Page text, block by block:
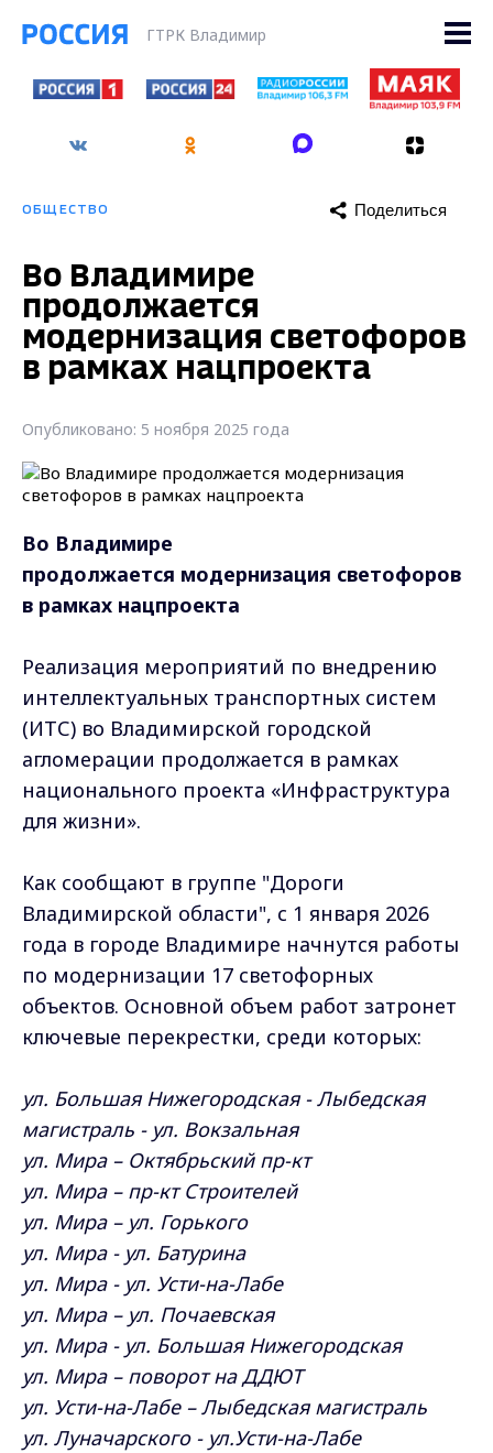
ГТРК Владимир
ОБЩЕСТВО Поделиться
Во Владимире
продолжается
модернизация светофоров
в рамках нацпроекта
Опубликовано: 5 ноября 2025 года
Во Владимире
продолжается модернизация светофоров
в рамках нацпроекта
Реализация мероприятий по внедрению
интеллектуальных транспортных систем
(ИТС) во Владимирской городской
агломерации продолжается в рамках
национального проекта «Инфраструктура
для жизни».
Как сообщают в группе "Дороги
Владимирской области", с 1 января 2026
года в городе Владимире начнутся работы
по модернизации 17 светофорных
объектов. Основной объем работ затронет
ключевые перекрестки, среди которых:
ул. Большая Нижегородская - Лыбедская
магистраль - ул. Вокзальная
ул. Мира – Октябрьский пр-кт
ул. Мира – пр-кт Строителей
ул. Мира – ул. Горького
ул. Мира - ул. Батурина
ул. Мира - ул. Усти-на-Лабе
ул. Мира – ул. Почаевская
ул. Мира - ул. Большая Нижегородская
ул. Мира – поворот на ДДЮТ
ул. Усти-на-Лабе – Лыбедская магистраль
ул. Луначарского - ул.Усти-на-Лабе